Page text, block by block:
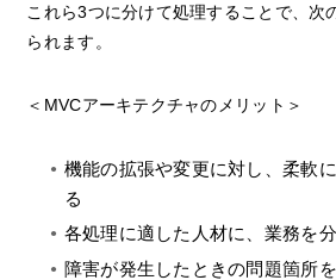
これら3つに分けて処理することで、次
られます。
＜MVCアーキテクチャのメリット＞
機能の拡張や変更に対し、柔軟
る
各処理に適した人材に、業務を
障害が発生したときの問題箇所